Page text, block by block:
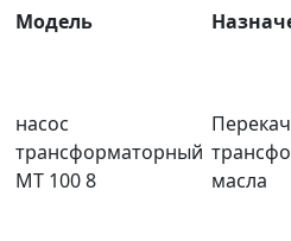
Модель
насос
трансформаторный
МТ 100 8
масла